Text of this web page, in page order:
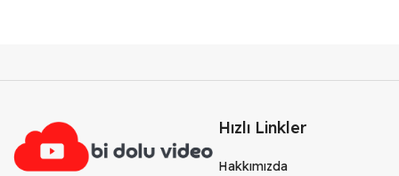
Hızlı Linkler
Hakkımızda